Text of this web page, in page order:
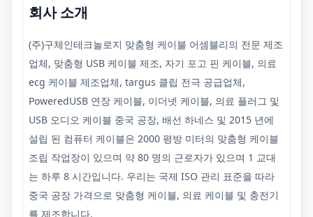
회사 소개
(주)구체인테크놀로지 맞춤형 케이블 어셈블리의 전문 제조
업체, 맞춤형 USB 케이블 제조, 자기 포고 핀 케이블, 의료
ecg 케이블 제조업체, targus 클립 전극 공급업체,
PoweredUSB 연장 케이블, 이더넷 케이블, 의료 플러그 및
USB 오디오 케이블 중국 공장, 배선 하네스 및 2015 년에
설립 된 컴퓨터 케이블은 2000 평방 미터의 맞춤형 케이블
조립 작업장이 있으며 약 80 명의 근로자가 있으며 1 교대
는 하루 8 시간입니다. 우리는 국제 ISO 관리 표준을 따라
중국 공장 가격으로 맞춤형 케이블, 의료 케이블 및 충전기
를 제조합니다.